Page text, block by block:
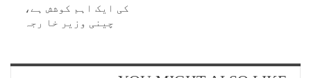
کی ایک اہم کوشش ہے،
چینی وزیر خا رجہ